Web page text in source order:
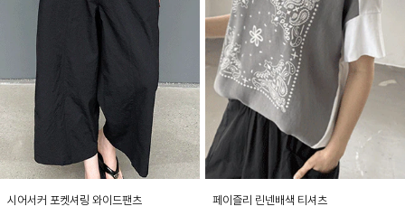
시어서커 포켓셔링 와이드팬츠
페이즐리 린넨배색 티셔츠